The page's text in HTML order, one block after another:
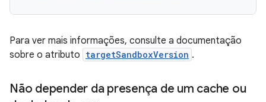
Para ver mais informações, consulte a documentação
sobre o atributo targetSandboxVersion .
Não depender da presença de um cache ou